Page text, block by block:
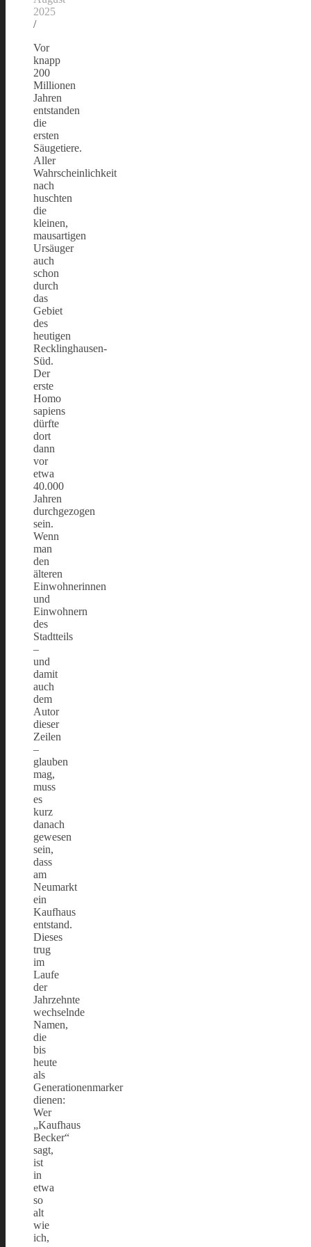
2025
/
Vor
knapp
200
Millionen
Jahren
entstanden
die
ersten
Säugetiere.
Aller
Wahrscheinlichkeit
nach
huschten
die
kleinen,
mausartigen
Ursäuger
auch
schon
durch
das
Gebiet
des
heutigen
Recklinghausen-
Süd.
Der
erste
Homo
sapiens
dürfte
dort
dann
vor
etwa
40.000
Jahren
durchgezogen
sein.
Wenn
man
den
älteren
Einwohnerinnen
und
Einwohnern
des
Stadtteils
–
und
damit
auch
dem
Autor
dieser
Zeilen
–
glauben
mag,
muss
es
kurz
danach
gewesen
sein,
dass
am
Neumarkt
ein
Kaufhaus
entstand.
Dieses
trug
im
Laufe
der
Jahrzehnte
wechselnde
Namen,
die
bis
heute
als
Generationenmarker
dienen:
Wer
„Kaufhaus
Becker“
sagt,
ist
in
etwa
so
alt
wie
ich,